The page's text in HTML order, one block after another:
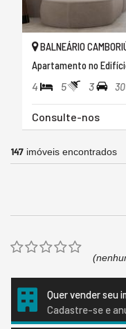
BALNEÁRIO
Apartamento no
4 5 3
Consulte-nos
147 imóveis encontrados
Quer vender seu
Cadastre-se e